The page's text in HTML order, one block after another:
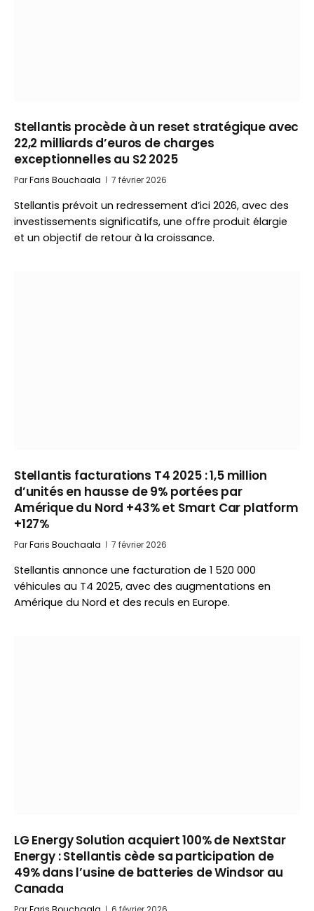
Stellantis procède à un reset stratégique avec
22,2 milliards d’euros de charges
exceptionnelles au S2 2025
ParFaris Bouchaala 7 février 2026
Stellantis prévoit un redressement d’ici 2026, avec des
investissements significatifs, une offre produit élargie
et un objectif de retour à la croissance.
Stellantis facturations T4 2025 : 1,5 million
d’unités en hausse de 9% portées par
Amérique du Nord +43% et Smart Car platform
+127%
ParFaris Bouchaala 7 février 2026
Stellantis annonce une facturation de 1 520 000
véhicules au T4 2025, avec des augmentations en
Amérique du Nord et des reculs en Europe.
LG Energy Solution acquiert 100% de NextStar
Energy : Stellantis cède sa participation de
49% dans l’usine de batteries de Windsor au
Canada